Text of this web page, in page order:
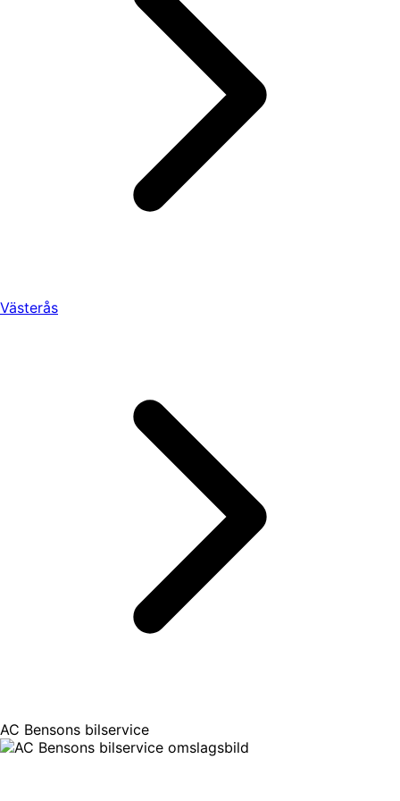
Västerås
AC Bensons bilservice